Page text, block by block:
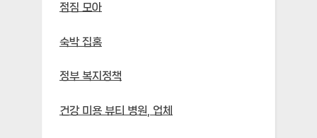
점짐 모아
숙박 집홈
정부 복지정책
건강 미용 뷰티 병원, 업체